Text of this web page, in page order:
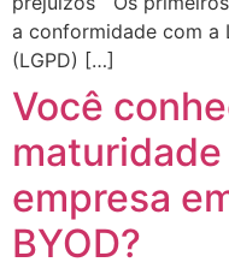
a conformidade com a
(LGPD) […]
Você
empresa
BYOD?